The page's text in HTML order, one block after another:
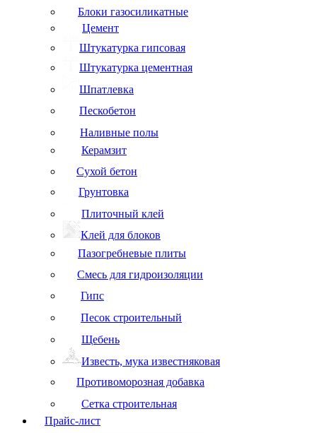
Блоки газосиликатные
Цемент
Штукатурка гипсовая
Штукатурка цементная
Шпатлевка
Пескобетон
Наливные полы
Керамзит
Сухой бетон
Грунтовка
Плиточный клей
Клей для блоков
Пазогребневые плиты
Смесь для гидроизоляции
Гипс
Песок строительный
Щебень
Известь, мука известняковая
Противоморозная добавка
Сетка строительная
Прайс-лист